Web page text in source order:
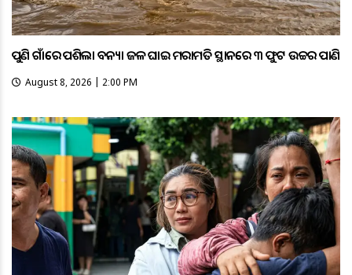
ପୁଣି ଗାଁରେ ପଶିଲା ବନ୍ୟା ଜଳ ଘାଇ ମରାମତି ସ୍ଥାନରେ ୩ ଫୁଟ ଉଚ୍ଚର ପାଣି
August 8, 2026 | 2:00 PM